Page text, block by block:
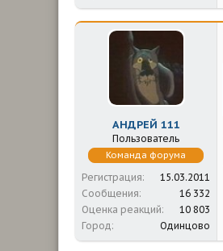
АНДРЕЙ 111
Пользователь
Команда форума
Регистрация
15.03.2011
Сообщения
16 332
Оценка реакций
10 803
Город
Одинцово